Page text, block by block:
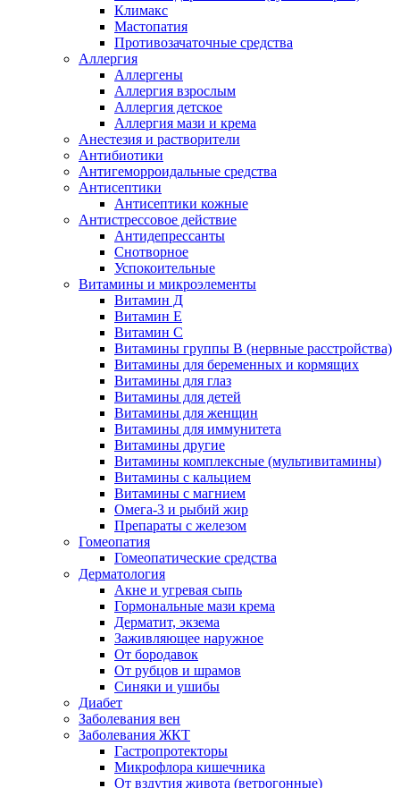
Климакс
Мастопатия
Противозачаточные средства
Аллергия
Аллергены
Аллергия взрослым
Аллергия детское
Аллергия мази и крема
Анестезия и растворители
Антибиотики
Антигеморроидальные средства
Антисептики
Антисептики кожные
Антистрессовое действие
Антидепрессанты
Снотворное
Успокоительные
Витамины и микроэлементы
Витамин Д
Витамин Е
Витамин С
Витамины группы В (нервные расстройства)
Витамины для беременных и кормящих
Витамины для глаз
Витамины для детей
Витамины для женщин
Витамины для иммунитета
Витамины другие
Витамины комплексные (мультивитамины)
Витамины с кальцием
Витамины с магнием
Омега-3 и рыбий жир
Препараты с железом
Гомеопатия
Гомеопатические средства
Дерматология
Акне и угревая сыпь
Гормональные мази крема
Дерматит, экзема
Заживляющее наружное
От бородавок
От рубцов и шрамов
Синяки и ушибы
Диабет
Заболевания вен
Заболевания ЖКТ
Гастропротекторы
Микрофлора кишечника
От вздутия живота (ветрогонные)